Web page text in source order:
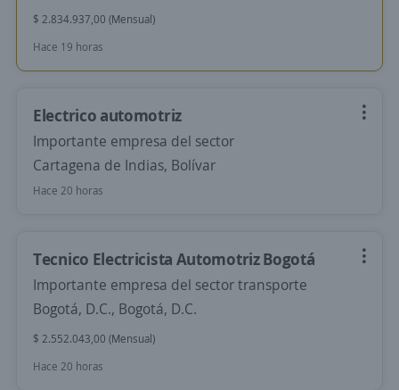
$ 2.834.937,00 (Mensual)
Hace 19 horas
Electrico automotriz
Importante empresa del sector
Cartagena de Indias, Bolívar
Hace 20 horas
Tecnico Electricista Automotriz Bogotá
Importante empresa del sector transporte
Bogotá, D.C., Bogotá, D.C.
$ 2.552.043,00 (Mensual)
Hace 20 horas